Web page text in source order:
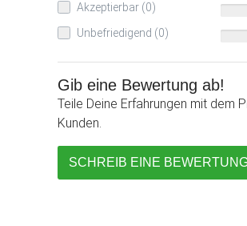
Akzeptierbar (0)
Unbefriedigend (0)
Gib eine Bewertung ab!
Teile Deine Erfahrungen mit dem
Kunden.
SCHREIB EINE